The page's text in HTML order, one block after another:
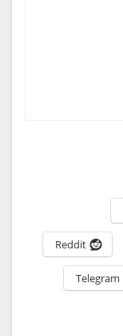
Reddit
Telegram